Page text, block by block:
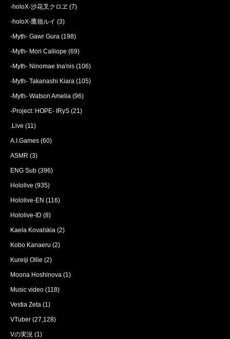
-holoX-沙花叉クロヱ (7)
-holoX-鷹嶺ルイ (3)
-Myth- Gawr Gura (198)
-Myth- Mori Calliope (69)
-Myth- Ninomae Ina'nis (106)
-Myth- Takanashi Kiara (105)
-Myth- Watson Amelia (96)
-Project: HOPE- IRyS (21)
.Live (11)
A.I.Games (60)
ASMR (3)
ENG Sub (396)
Hololive (935)
Hololive-EN (116)
Hololive-ID (8)
Kaela Kovalskia (2)
Kobo Kanaeru (2)
Kureiji Ollie (2)
Moona Hoshinova (1)
Music video (118)
Vestia Zeta (1)
VTuber (27,128)
Vの実況 (1)